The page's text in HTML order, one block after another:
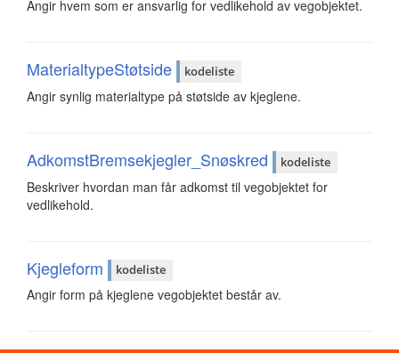
Angir hvem som er ansvarlig for vedlikehold av vegobjektet.
MaterialtypeStøtside kodeliste
Angir synlig materialtype på støtside av kjeglene.
AdkomstBremsekjegler_Snøskred kodeliste
Beskriver hvordan man får adkomst til vegobjektet for
vedlikehold.
Kjegleform kodeliste
Angir form på kjeglene vegobjektet består av.